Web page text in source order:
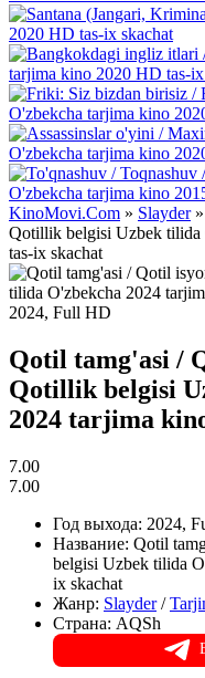
KinoMovi.Com » Slayder»
Qotillik belgisi Uzbek
tas-ix skachat
2024, Full HD
Qotil tamg'asi /
Qotillik belgisi
2024 tarjima
7.00
7.00
Год выхода: 2024,
Название: Qotil
belgisi Uzbek tilida
ix skachat
Жанр: Slayder/
Страна: AQSh